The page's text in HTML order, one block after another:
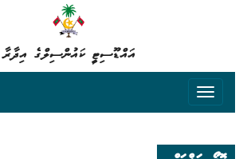
އައްޑޫސިޓީ ކައުންސިލްގެ އިދާރާ